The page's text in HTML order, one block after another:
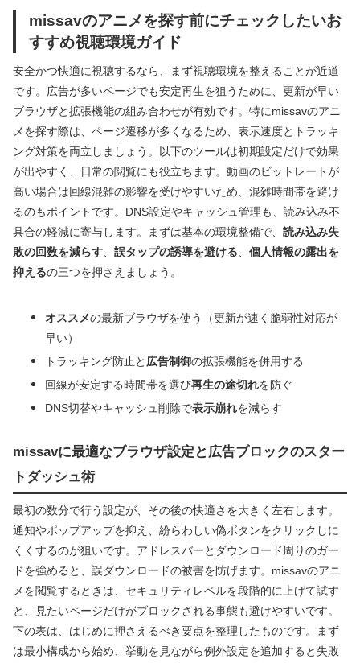
missavのアニメを探す前にチェックしたいお
すすめ視聴環境ガイド
安全かつ快適に視聴するなら、まず視聴環境を整えることが近道
です。広告が多いページでも安定再生を狙うために、更新が早い
ブラウザと拡張機能の組み合わせが有効です。特にmissavのアニ
メを探す際は、ページ遷移が多くなるため、表示速度とトラッキ
ング対策を両立しましょう。以下のツールは初期設定だけで効果
が出やすく、日常の閲覧にも役立ちます。動画のビットレートが
高い場合は回線混雑の影響を受けやすいため、混雑時間帯を避け
るのもポイントです。DNS設定やキャッシュ管理も、読み込み不
具合の軽減に寄与します。まずは基本の環境整備で、 読み込み失
敗の回数を減らす
誤タップの誘導を避ける
個人情報の露出を
抑えるの三つを押さえましょう。
オススメの最新ブラウザを使う（更新が速く脆弱性対応が
早い）
トラッキング防止と 広告制御の拡張機能を併用する
回線が安定する時間帯を選び再生の途切れを防ぐ
DNS切替やキャッシュ削除で表示崩れを減らす
missavに最適なブラウザ設定と広告ブロックのスター
トダッシュ術
最初の数分で行う設定が、その後の快適さを大きく左右します。
通知やポップアップを抑え、紛らわしい偽ボタンをクリックしに
くくするのが狙いです。アドレスバーとダウンロード周りのガー
ドを強めると、誤ダウンロードの被害を防げます。missavのアニ
メを閲覧するときは、セキュリティレベルを段階的に上げて試す
と、見たいページだけがブロックされる事態も避けやすいです。
下の表は、はじめに押さえるべき要点を整理したものです。まず
は最小構成から始め、挙動を見ながら例外設定を追加すると失敗